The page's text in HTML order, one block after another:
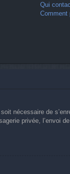
Qui
Comment
nécessaire de
privée, l’envoi